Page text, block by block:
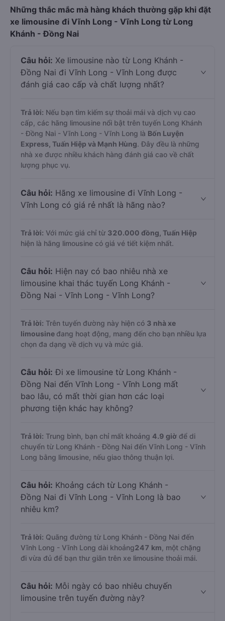
Những thắc mắc mà hàng khách thường gặp khi đặt
xe limousine đi Vĩnh Long - Vĩnh Long từ Long
Khánh - Đồng Nai
Câu hỏi: Xe limousine nào từ Long Khánh -
Đồng Nai đi Vĩnh Long - Vĩnh Long được
đánh giá cao cấp và chất lượng nhất?
Trả lời: Nếu bạn tìm kiếm sự thoải mái và dịch vụ cao
cấp, các hãng limousine nổi bật trên tuyến Long Khánh
- Đồng Nai - Vĩnh Long - Vĩnh Long là Bốn Luyện
Express, Tuấn Hiệp và Mạnh Hùng. Đây đều là những
nhà xe được nhiều khách hàng đánh giá cao về chất
lượng phục vụ.
Câu hỏi: Hãng xe limousine đi Vĩnh Long -
Vĩnh Long có giá rẻ nhất là hãng nào?
Trả lời: Với mức giá chỉ từ 320.000 đồng, Tuấn Hiệp
hiện là hãng limousine có giá vé tiết kiệm nhất.
Câu hỏi: Hiện nay có bao nhiêu nhà xe
limousine khai thác tuyến Long Khánh -
Đồng Nai - Vĩnh Long - Vĩnh Long?
Trả lời: Trên tuyến đường này hiện có 3 nhà xe
limousine đang hoạt động, mang đến cho bạn nhiều lựa
chọn đa dạng về dịch vụ và mức giá.
Câu hỏi: Đi xe limousine từ Long Khánh -
Đồng Nai đến Vĩnh Long - Vĩnh Long mất
bao lâu, có mất thời gian hơn các loại
phương tiện khác hay không?
Trả lời: Trung bình, bạn chỉ mất khoảng 4.9 giờ để di
chuyển từ Long Khánh - Đồng Nai đến Vĩnh Long - Vĩnh
Long bằng limousine, nếu giao thông thuận lợi.
Câu hỏi: Khoảng cách từ Long Khánh -
Đồng Nai đi Vĩnh Long - Vĩnh Long là bao
nhiêu km?
Trả lời: Quãng đường từ Long Khánh - Đồng Nai đến
Vĩnh Long - Vĩnh Long dài khoảng247 km , một chặng
đi vừa đủ để bạn thư giãn trên xe limousine thoải mái.
Câu hỏi: Mỗi ngày có bao nhiêu chuyến
limousine trên tuyến đường này?